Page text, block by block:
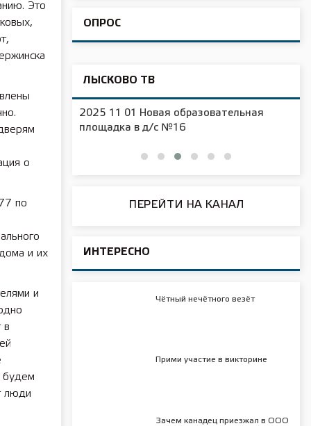
Это
о
по
и их
и
в
будем
люди
ОПРОС
ЛЫСКОВО ТВ
2025 11 01 Новая образовательная
площадка в д/с №16
ПЕРЕЙТИ НА КАНАЛ
ИНТЕРЕСНО
Чётный нечётного везёт
Прими участие в викторине
Зачем канадец приезжал в ООО